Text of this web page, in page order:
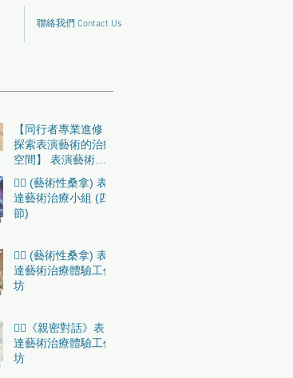
聯絡我們 Contact Us
【同行者專業進修：
探索表演藝術的治療
空間】 表演藝術在
表達藝術治療小組中
的實務應用 （初
階）
🏳️‍🌈 (藝術性桑拿) 表
達藝術治療小組 (四
節)
🏳️‍🌈 (藝術性桑拿) 表
達藝術治療體驗工作
坊
🏳️‍🌈《親密對話》表
達藝術治療體驗工作
坊